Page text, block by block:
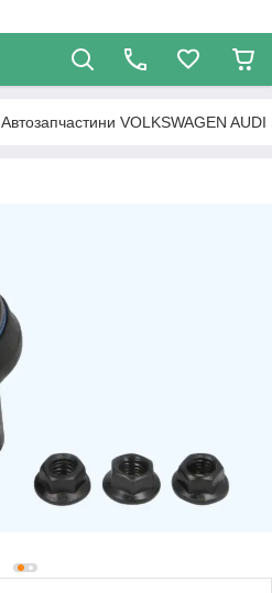
Автозапчастини VOLKSWAGEN AUDI